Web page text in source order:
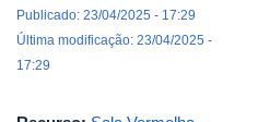
Publicado: 23/04/2025 - 17:29
Última modificação: 23/04/2025 -
17:29